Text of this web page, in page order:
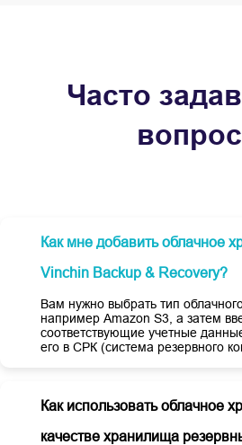
Часто
Как мне добавить облачное
Vinchin Backup & Recovery?
Вам нужно выбрать тип
например Amazon S3, а затем
соответствующие учетные
его в СРК (система резервного
Как использовать облачное
качестве хранилища